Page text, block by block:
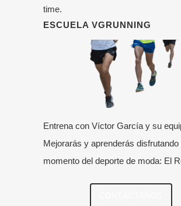
time.
ESCUELA VGRUNNING
Entrena con Víctor García y su
Mejorarás y aprenderás disfrutando
momento del deporte de moda: El